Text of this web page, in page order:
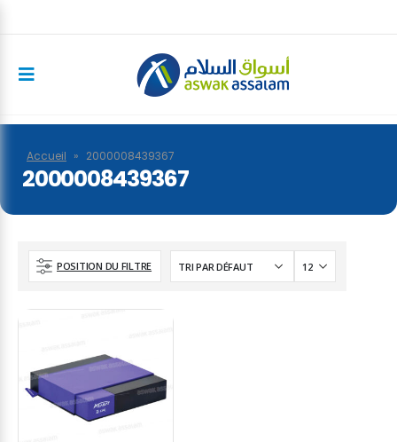
Accueil » 2000008439367
2000008439367
POSITION DU FILTRE